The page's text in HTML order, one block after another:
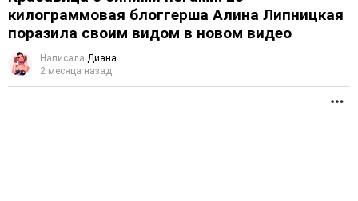
килограммовая блоггерша Алина Липницкая
поразила своим видом в новом видео
Написала Диана
2 месяца назад